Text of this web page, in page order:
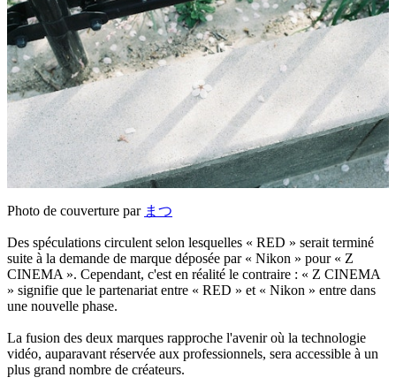
Photo de couverture par まつ
Des spéculations circulent selon lesquelles « RED » serait terminé
suite à la demande de marque déposée par « Nikon » pour « Z
CINEMA ». Cependant, c'est en réalité le contraire : « Z CINEMA
» signifie que le partenariat entre « RED » et « Nikon » entre dans
une nouvelle phase.
La fusion des deux marques rapproche l'avenir où la technologie
vidéo, auparavant réservée aux professionnels, sera accessible à un
plus grand nombre de créateurs.